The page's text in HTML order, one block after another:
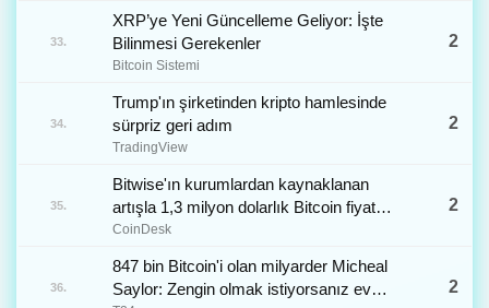
33.
XRP’ye Yeni Güncelleme Geliyor: İşte
Bilinmesi Gerekenler
Bitcoin Sistemi
2
34.
Trump'ın şirketinden kripto hamlesinde
sürpriz geri adım
TradingView
2
35.
Bitwise'ın kurumlardan kaynaklanan
artışla 1,3 milyon dolarlık Bitcoin fiyat
hedefi tahmini
CoinDesk
2
36.
847 bin Bitcoin'i olan milyarder Micheal
Saylor: Zengin olmak istiyorsanız ev
2